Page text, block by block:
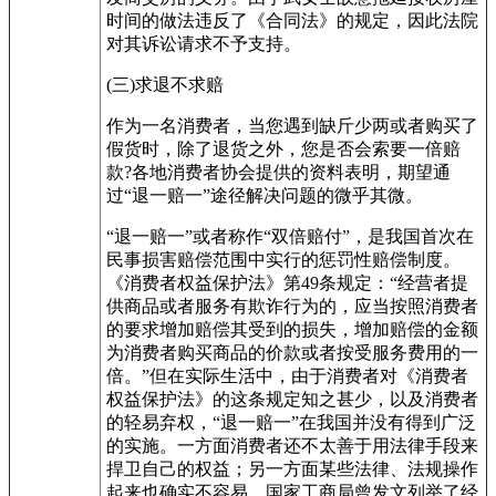
时间的做法违反了《合同法》的规定，因此法院
对其诉讼请求不予支持。
(三)求退不求赔
作为一名消费者，当您遇到缺斤少两或者购买了
假货时，除了退货之外，您是否会索要一倍赔
款?各地消费者协会提供的资料表明，期望通
过“退一赔一”途径解决问题的微乎其微。
“退一赔一”或者称作“双倍赔付”，是我国首次在
民事损害赔偿范围中实行的惩罚性赔偿制度。
《消费者权益保护法》第49条规定：“经营者提
供商品或者服务有欺诈行为的，应当按照消费者
的要求增加赔偿其受到的损失，增加赔偿的金额
为消费者购买商品的价款或者按受服务费用的一
倍。”但在实际生活中，由于消费者对《消费者
权益保护法》的这条规定知之甚少，以及消费者
的轻易弃权，“退一赔一”在我国并没有得到广泛
的实施。一方面消费者还不太善于用法律手段来
捍卫自己的权益；另一方面某些法律、法规操作
起来也确实不容易。国家工商局曾发文列举了经